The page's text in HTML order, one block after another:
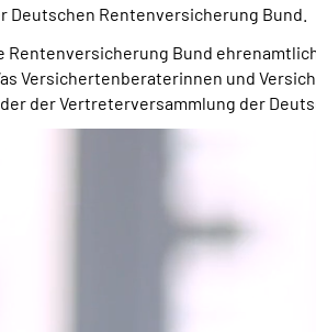
Deutschen Rentenversicherung Bund.
Rentenversicherung Bund
Versichertenberaterinnen und
der Vertreterversammlung der